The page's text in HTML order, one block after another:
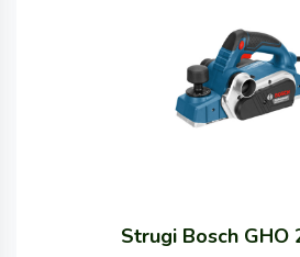
Strugi Bosch GHO